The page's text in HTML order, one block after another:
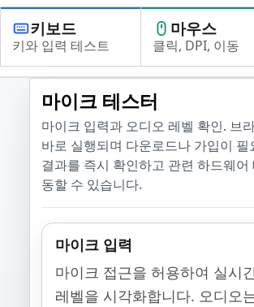
키보드
키와 입력 테스트
마우스
클릭, DPI, 이동
마이크 테스터
마이크 입력과 오디오 레벨 확인. 브
바로 실행되며 다운로드나 가입이 필
결과를 즉시 확인하고 관련 하드웨어
동할 수 있습니다.
마이크 입력
마이크 접근을 허용하여 실시
레벨을 시각화합니다. 오디오